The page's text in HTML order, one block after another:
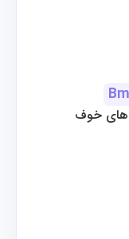
Bm
های خوف